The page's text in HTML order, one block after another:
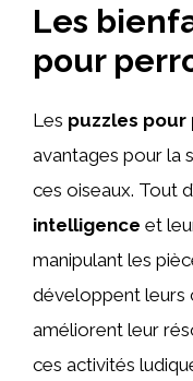
Les
pour
Les puzzles
avantages pour la
ces oiseaux. Tout
intelligence et
manipulant les
développent leurs
améliorent leur
ces activités